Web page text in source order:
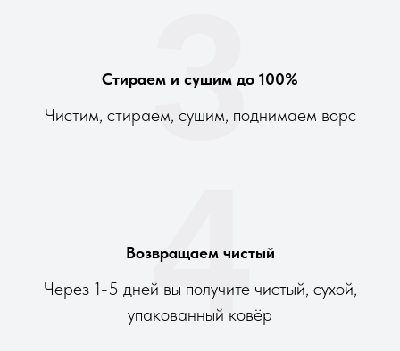
Стираем и сушим до 100%
Чистим, стираем, сушим, поднимаем ворс
3
Возвращаем чистый
Через 1-5 дней вы получите чистый, сухой,
упакованный ковёр
4